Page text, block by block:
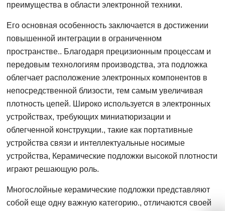
преимущества в области электронной техники.
Его основная особенность заключается в достижении
повышенной интеграции в ограниченном
пространстве.. Благодаря прецизионным процессам и
передовым технологиям производства, эта подложка
облегчает расположение электронных компонентов в
непосредственной близости, тем самым увеличивая
плотность цепей. Широко используется в электронных
устройствах, требующих миниатюризации и
облегченной конструкции., такие как портативные
устройства связи и интеллектуальные носимые
устройства, Керамические подложки высокой плотности
играют решающую роль.
Многослойные керамические подложки представляют
собой еще одну важную категорию., отличаются своей